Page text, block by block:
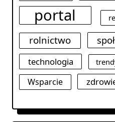
portal
rolnictwo
technologia
Wsparcie